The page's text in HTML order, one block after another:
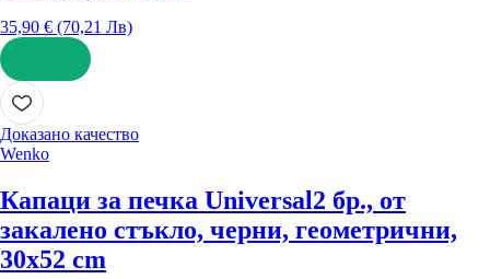
35,90 € (70,21 Лв)
ДОБАВИ
Доказано качество
Wenko
Капаци за печка Universal2 бр., от
закалено стъкло, черни, геометрични,
30x52 cm